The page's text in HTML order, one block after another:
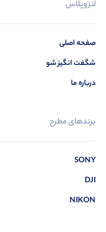
لنزوپلاس
صفحه اصلی
شگفت انگیز شو
درباره ما
برندهای مطرح
SONY
DJI
NIKON